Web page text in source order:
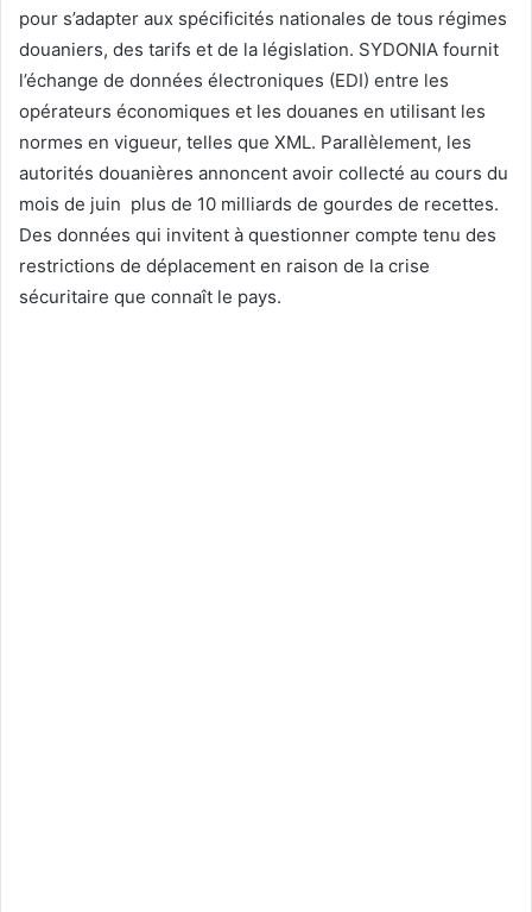
pour s’adapter aux spécificités nationales de tous régimes
douaniers, des tarifs et de la législation. SYDONIA fournit
l’échange de données électroniques (EDI) entre les
opérateurs économiques et les douanes en utilisant les
normes en vigueur, telles que XML. Parallèlement, les
autorités douanières annoncent avoir collecté au cours du
mois de juin plus de 10 milliards de gourdes de recettes.
Des données qui invitent à questionner compte tenu des
restrictions de déplacement en raison de la crise
sécuritaire que connaît le pays.